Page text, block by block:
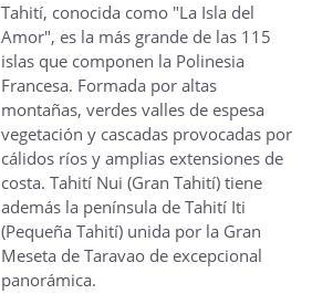
Tahití, conocida como "La Isla del
Amor", es la más grande de las 115
islas que componen la Polinesia
Francesa. Formada por altas
montañas, verdes valles de espesa
vegetación y cascadas provocadas por
cálidos ríos y amplias extensiones de
costa. Tahití Nui (Gran Tahití) tiene
además la península de Tahití Iti
(Pequeña Tahití) unida por la Gran
Meseta de Taravao de excepcional
panorámica.